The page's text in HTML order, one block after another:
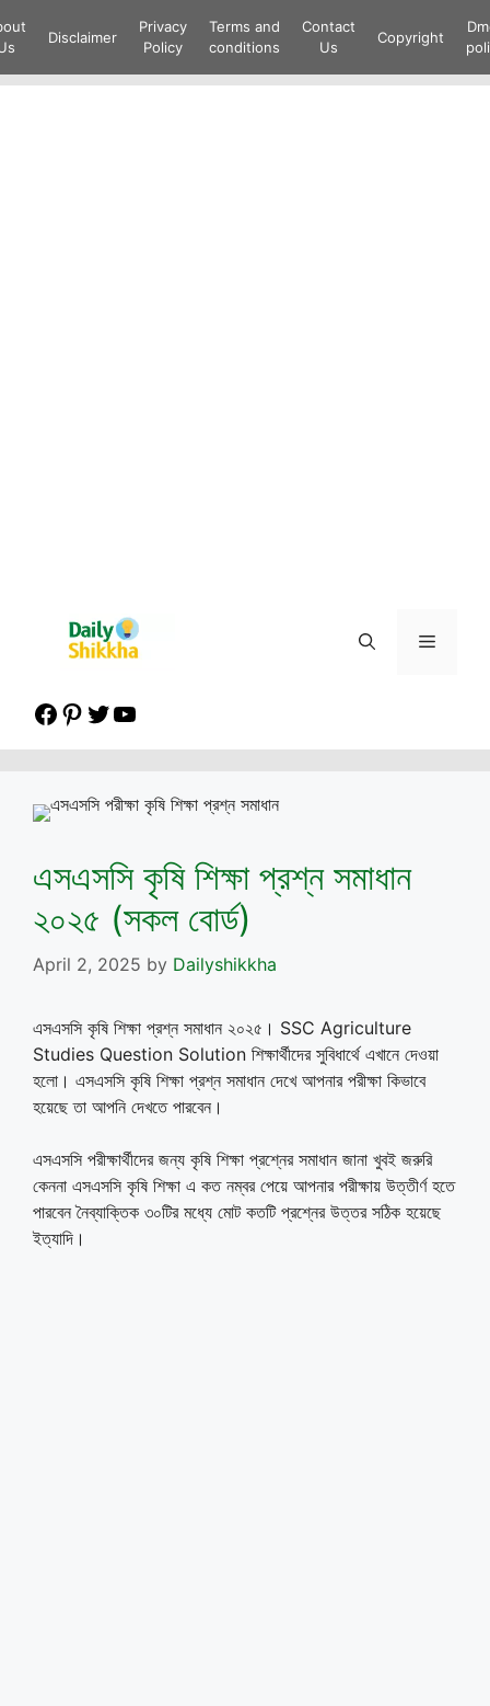
to
Disclaimer
Privacy
Policy
Terms and
conditions
Contact
Us
Copyright
Menu
Facebook
Pinterest
Twitter
YouTube
এসএসসি কৃষি শিক্ষা প্রশ্ন সমাধান
২০২৫ (সকল বোর্ড)
April 2, 2025 by Dailyshikkha
এসএসসি কৃষি শিক্ষা প্রশ্ন সমাধান ২০২৫। SSC Agriculture
Studies Question Solution শিক্ষার্থীদের সুবিধার্থে এখানে দেওয়া
হলো। এসএসসি কৃষি শিক্ষা প্রশ্ন সমাধান দেখে আপনার পরীক্ষা কিভাবে
হয়েছে তা আপনি দেখতে পারবেন।
এসএসসি পরীক্ষার্থীদের জন্য কৃষি শিক্ষা প্রশ্নের সমাধান জানা খুবই জরুরি
কেননা এসএসসি কৃষি শিক্ষা এ কত নম্বর পেয়ে আপনার পরীক্ষায় উত্তীর্ণ হতে
পারবেন নৈব্যাক্তিক ৩০টির মধ্যে মোট কতটি প্রশ্নের উত্তর সঠিক হয়েছে
ইত্যাদি।